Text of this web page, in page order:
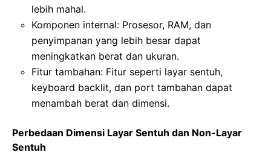
lebih mahal.
Komponen internal: Prosesor, RAM, dan
penyimpanan yang lebih besar dapat
meningkatkan berat dan ukuran.
Fitur tambahan: Fitur seperti layar sentuh,
keyboard backlit, dan port tambahan dapat
menambah berat dan dimensi.
Perbedaan Dimensi Layar Sentuh dan Non-Layar
Sentuh